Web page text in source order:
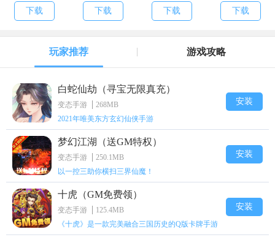
下载
版）
下载 下载
权）
下载
玩家推荐 游戏攻略
白蛇仙劫（寻宝无限真充）
变态手游
268MB
2021年唯美东方玄幻仙侠手游
安装
梦幻江湖（送GM特权）
变态手游
250.1MB
以一控三助你横扫三界仙魔！
安装
十虎（GM免费领）
变态手游
125.4MB
《十虎》是一款完美融合三国历史的Q版卡牌手游
安装